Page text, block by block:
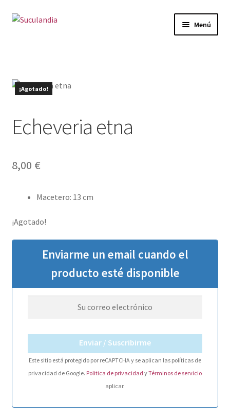
Ir
Ir
Menú
Carrito
¡Agotado!
Echeveria etna
8,00 €
Macetero: 13 cm
¡Agotado!
Enviarme un email cuando el
producto esté disponible
Enviar / Suscribirme
Este sitio está protegido por reCAPTCHA y se aplican las políticas de
privacidad de Google. Politica de privacidad yTérminos de servicio
aplicar.